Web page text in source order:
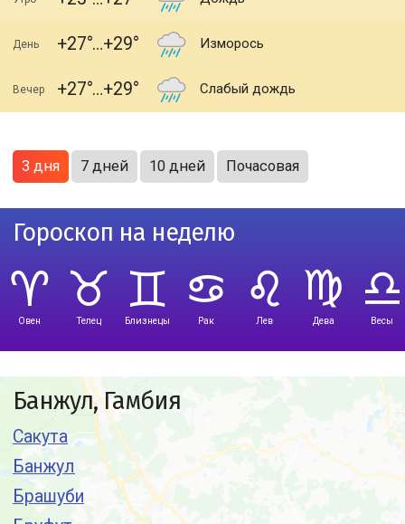
День +27 +29 Изморось
Вечер +27 +29 Слабый дождь
3 дня 7 дней 10 дней Почасовая
Гороскоп на неделю
Овен Телец Близнецы Рак Лев Дева Весы
Банжул, Гамбия
Сакута
Банжул
Брашуби